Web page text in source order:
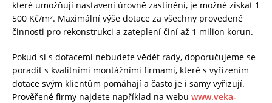
které umožňují nastavení úrovně zastínění, je možné získat 1
500 Kč/m². Maximální výše dotace za všechny provedené
činnosti pro rekonstrukci a zateplení činí až 1 milion korun.
Pokud si s dotacemi nebudete vědět rady, doporučujeme se
poradit s kvalitními montážními firmami, které s vyřízením
dotace svým klientům pomáhají a často je i samy vyřizují.
Prověřené firmy najdete například na webu www.veka-